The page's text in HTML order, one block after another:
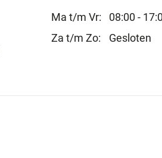
Ma t/m Vr:
08:00 -
Za t/m Zo:
Gesloten